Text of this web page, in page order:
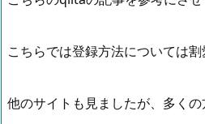
こちらでは登録方法については割
他のサイトも見ましたが、多く